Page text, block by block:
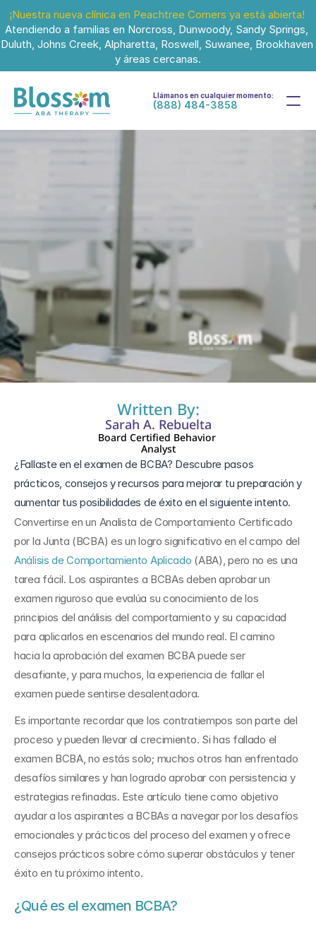
¡Nuestra nueva clínica en Peachtree Corners ya está abierta!
Atendiendo a familias en Norcross, Dunwoody, Sandy Springs,
Duluth, Johns Creek, Alpharetta, Roswell, Suwanee, Brookhaven
y áreas cercanas.
Llámanos en cualquier momento:
(888) 484-3858
14 dic 2024
Written By:
Sarah A. Rebuelta
Board Certified Behavior
Analyst
¿Fallaste en el examen de BCBA? Descubre pasos
prácticos, consejos y recursos para mejorar tu preparación y
aumentar tus posibilidades de éxito en el siguiente intento.
Convertirse en un Analista de Comportamiento Certificado
Análisis de Comportamiento Aplicado (ABA), pero no es una
tarea fácil. Los aspirantes a BCBAs deben aprobar un
examen riguroso que evalúa su conocimiento de los
principios del análisis del comportamiento y su capacidad
para aplicarlos en escenarios del mundo real. El camino
hacia la aprobación del examen BCBA puede ser
desafiante, y para muchos, la experiencia de fallar el
examen puede sentirse desalentadora.
Es importante recordar que los contratiempos son parte del
proceso y pueden llevar al crecimiento. Si has fallado el
examen BCBA, no estás solo; muchos otros han enfrentado
desafíos similares y han logrado aprobar con persistencia y
estrategias refinadas. Este artículo tiene como objetivo
ayudar a los aspirantes a BCBAs a navegar por los desafíos
emocionales y prácticos del proceso del examen y ofrece
consejos prácticos sobre cómo superar obstáculos y tener
éxito en tu próximo intento.
¿Qué es el examen BCBA?